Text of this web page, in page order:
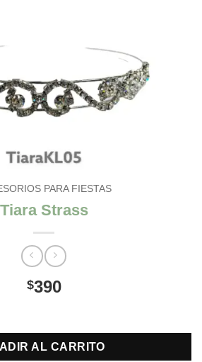
PARA FIESTAS
Tiara Strass
$390
AL CARRITO